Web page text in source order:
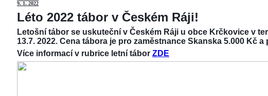
9. 1. 2022
Léto 2022 tábor v Českém Ráji!
Letošní tábor se uskuteční v Českém Ráji u obce Krčkovice v
13.7. 2022. Cena tábora je pro zaměstnance Skanska 5.000 Kč
Více informací v rubrice letní tábor ZDE